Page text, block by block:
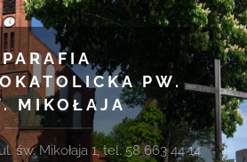
PARAFIA
PW.
MIKOŁAJA
św. Mikołaja 1, tel. 58 663 44 14